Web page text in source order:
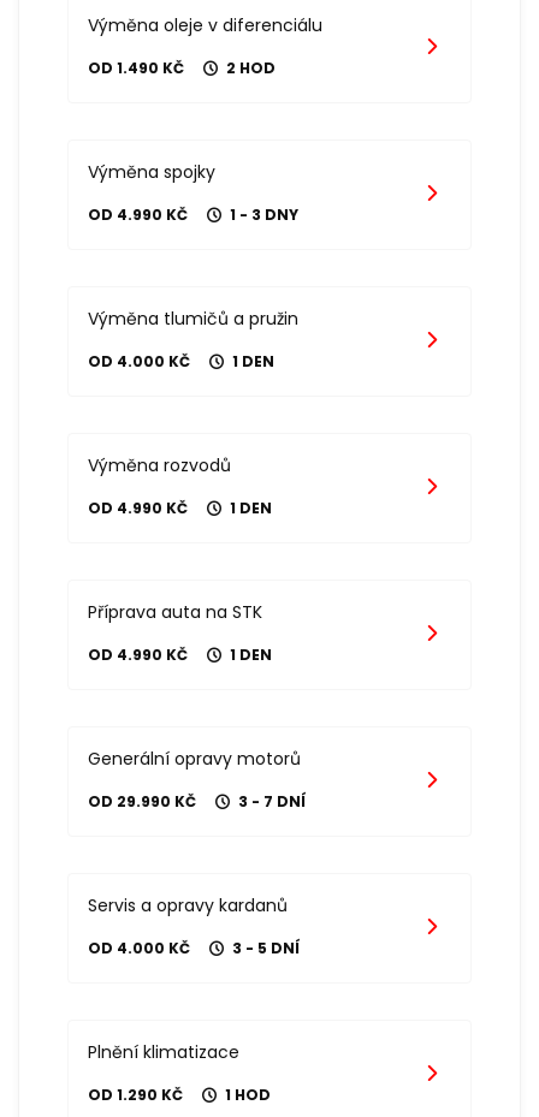
Výměna oleje v diferenciálu
OD 1.490 KČ 2 HOD
Výměna spojky
OD 4.990 KČ 1 - 3 DNY
Výměna tlumičů a pružin
OD 4.000 KČ 1 DEN
Výměna rozvodů
OD 4.990 KČ 1 DEN
Příprava auta na STK
OD 4.990 KČ 1 DEN
Generální opravy motorů
OD 29.990 KČ 3 - 7 DNÍ
Servis a opravy kardanů
OD 4.000 KČ 3 - 5 DNÍ
Plnění klimatizace
OD 1.290 KČ 1 HOD